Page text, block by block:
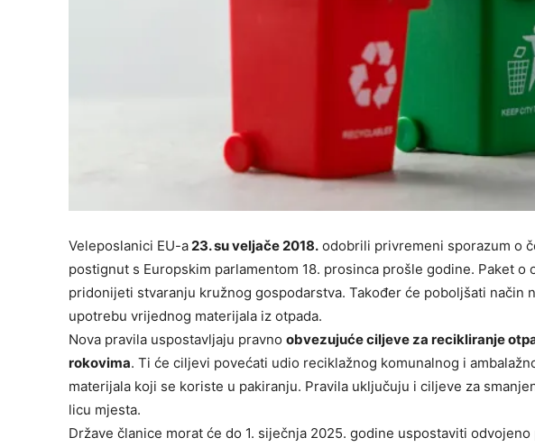
Veleposlanici EU-a23. su veljače 2018. odobrili privremeni sporazum o
postignut s Europskim parlamentom 18. prosinca prošle godine. Paket
pridonijeti stvaranju kružnog gospodarstva. Također će poboljšati način
upotrebu vrijednog materijala iz otpada.
Nova pravila uspostavljaju pravno obvezujuće ciljeve za recikliranje
rokovima. Ti će ciljevi povećati udio reciklažnog komunalnog i
materijala koji se koriste u pakiranju. Pravila uključuju i ciljeve za
licu mjesta.
Države članice morat će do 1. siječnja 2025. godine uspostaviti